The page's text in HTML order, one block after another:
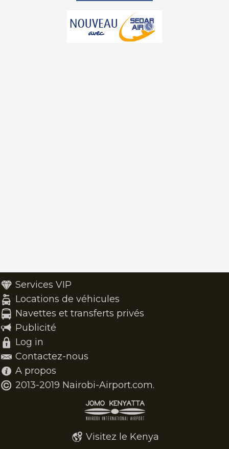
Services VIP
Locations de véhicules
Navettes et transferts privés
Publicité
Log in
Contactez-nous
A propos
2013-2019 Nairobi-Airport.com.
Visitez le Kenya